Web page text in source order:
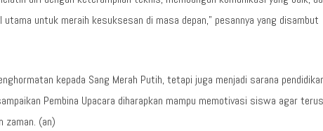
untuk meraih kesuksesan di masa depan,” pesannya yang disambut
kepada Sang Merah Putih, tetapi juga menjadi sarana
Pembina Upacara diharapkan mampu memotivasi siswa agar terus
zaman. (an)